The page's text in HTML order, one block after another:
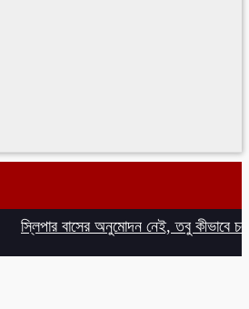
স্লিপার বাসের অনুমোদন নেই, তবু কীভাবে চলছে